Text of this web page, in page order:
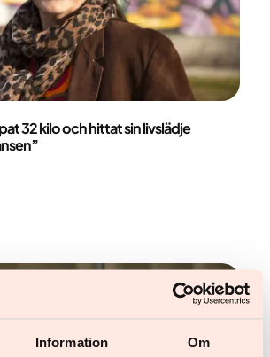
Information Om
32 kilo och hittat sin livslädje